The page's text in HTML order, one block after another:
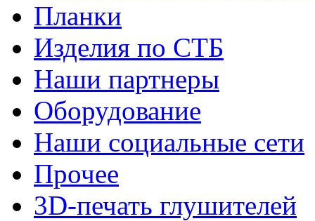
Планки
Изделия по СТБ
Наши партнеры
Оборудование
Наши социальные сети
Прочее
3D-печать глушителей